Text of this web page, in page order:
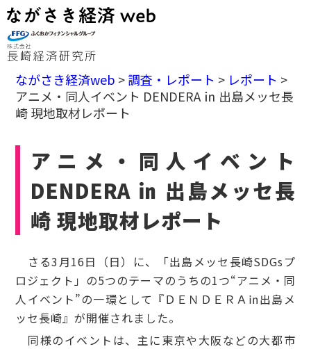
ながさき経済web >調査・レポート > レポート >
アニメ・同人イベント DENDERA ㏌ 出島メッセ長
崎 現地取材レポート
アニメ・同人イベント
DENDERA ㏌ 出島メッセ長
崎 現地取材レポート
さる3月16日（日）に、「出島メッセ長崎SDGsプ
ロジェクト」の5つのテーマのうちの1つ“アニメ・同
人イベント”の一環として『ＤＥＮＤＥＲＡ㏌出島メ
ッセ長崎』が開催されました。
同様のイベントは、主に東京や大阪などの大都市